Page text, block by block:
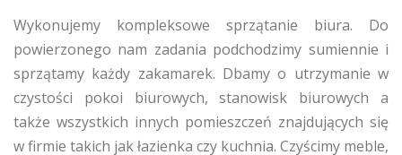
Wykonujemy kompleksowe sprzątanie biura. Do
powierzonego nam zadania podchodzimy sumiennie i
sprzątamy każdy zakamarek. Dbamy o utrzymanie w
czystości pokoi biurowych, stanowisk biurowych a
także wszystkich innych pomieszczeń znajdujących się
w firmie takich jak łazienka czy kuchnia. Czyścimy meble,